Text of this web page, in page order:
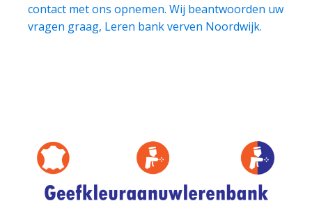
contact met ons opnemen. Wij beantwoorden uw
vragen graag, Leren bank verven Noordwijk.